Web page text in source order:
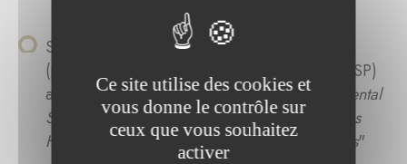
Susana Isabel Teixeira de Matos Rosa
(portugaise), Institute of Political Sciences (ISP)
avec le sujet "Central Banking and Environmental
Sustainability: How Monetary Policy Strategies
Have Been Shaped Towards Green Objectives"
Ce site utilise des cookies et
vous donne le contrôle sur
ceux que vous souhaitez
activer